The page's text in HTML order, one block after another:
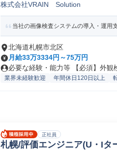
株式会社VRAIN Solution
当社の画像検査システムの導入・運用
北海道札幌市北区
月給33万3334円～75万円
必要な経験・能力等 【必須】外観
業界未経験歓迎 年間休日120日以上
正社員
札幌/評価エンジニア(U・Iタ